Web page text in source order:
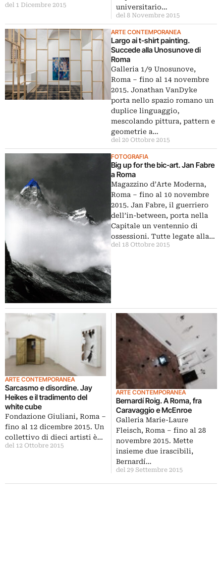
del 1 Dicembre 2015
universitario…
del 8 Novembre 2015
ARTE CONTEMPORANEA
Largo ai t-shirt painting.
Succede alla Unosunove di
Roma
Galleria 1/9 Unosunove,
Roma – fino al 14 novembre
2015. Jonathan VanDyke
porta nello spazio romano un
duplice linguaggio,
mescolando pittura, pattern e
geometrie a…
del 20 Ottobre 2015
FOTOGRAFIA
Big up for the bic-art. Jan Fabre
a Roma
Magazzino d’Arte Moderna,
Roma – fino al 10 novembre
2015. Jan Fabre, il guerriero
dell’in-between, porta nella
Capitale un ventennio di
ossessioni. Tutte legate alla…
del 18 Ottobre 2015
ARTE CONTEMPORANEA
Sarcasmo e disordine. Jay
Heikes e il tradimento del
white cube
Fondazione Giuliani, Roma –
fino al 12 dicembre 2015. Un
collettivo di dieci artisti è…
del 12 Ottobre 2015
ARTE CONTEMPORANEA
Bernardí Roig. A Roma, fra
Caravaggio e McEnroe
Galleria Marie-Laure
Fleisch, Roma – fino al 28
novembre 2015. Mette
insieme due irascibili,
Bernardí…
del 29 Settembre 2015